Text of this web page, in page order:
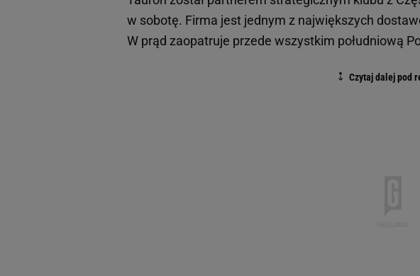
w sobotę. Firma jest jednym z największych
W prąd zaopatruje przede wszystkim południową